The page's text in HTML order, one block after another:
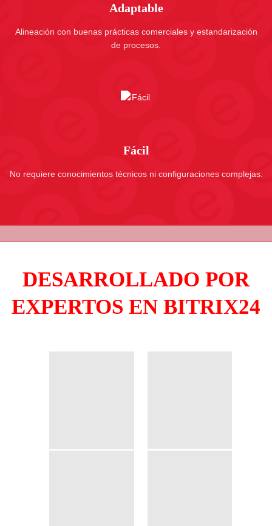
Adaptable
Alineación con buenas prácticas comerciales y estandarización
de procesos.
Fácil
No requiere conocimientos técnicos ni configuraciones complejas.
DESARROLLADO POR
EXPERTOS EN BITRIX24